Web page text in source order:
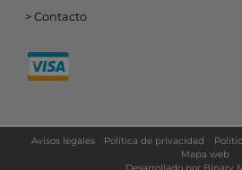
Contacto
Avisos legales Política de privacidad
Mapa web
Desarrollado por Binary